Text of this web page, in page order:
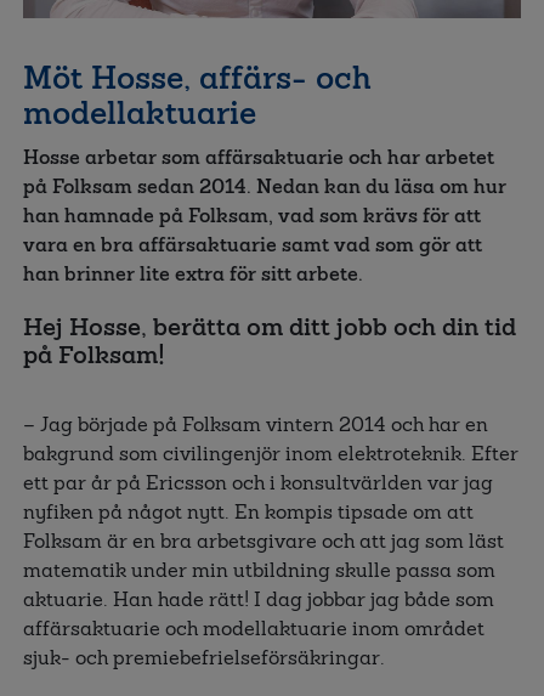
Möt Hosse, affärs- och
modellaktuarie
Hosse arbetar som affärsaktuarie och har arbetet
på Folksam sedan 2014. Nedan kan du läsa om hur
han hamnade på Folksam, vad som krävs för att
vara en bra affärsaktuarie samt vad som gör att
han brinner lite extra för sitt arbete.
Hej Hosse, berätta om ditt jobb och din tid
på Folksam!
– Jag började på Folksam vintern 2014 och har en
bakgrund som civilingenjör inom elektroteknik. Efter
ett par år på Ericsson och i konsultvärlden var jag
nyfiken på något nytt. En kompis tipsade om att
Folksam är en bra arbetsgivare och att jag som läst
matematik under min utbildning skulle passa som
aktuarie. Han hade rätt! I dag jobbar jag både som
affärsaktuarie och modellaktuarie inom området
sjuk- och premiebefrielseförsäkringar.